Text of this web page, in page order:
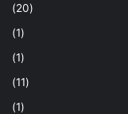
(20)
(1)
(1)
(11)
(1)